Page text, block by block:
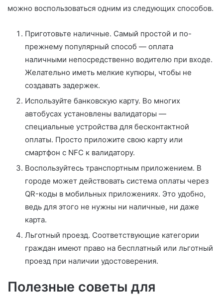
можно воспользоваться одним из следующих способов.
Приготовьте наличные. Самый простой и по-
прежнему популярный способ — оплата
наличными непосредственно водителю при входе.
Желательно иметь мелкие купюры, чтобы не
создавать задержек.
Используйте банковскую карту. Во многих
автобусах установлены валидаторы —
специальные устройства для бесконтактной
оплаты. Просто приложите свою карту или
смартфон с NFC к валидатору.
Воспользуйтесь транспортным приложением. В
городе может действовать система оплаты через
QR-коды в мобильных приложениях. Это удобно,
ведь для этого не нужны ни наличные, ни даже
карта.
Льготный проезд. Соответствующие категории
граждан имеют право на бесплатный или льготный
проезд при наличии удостоверения.
Полезные советы для